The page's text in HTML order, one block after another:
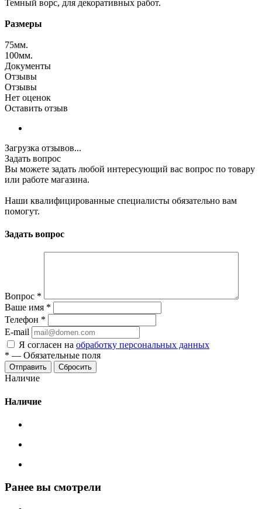
Темный ворс, для декоративных работ.
Размеры
75мм.
100мм.
Документы
Отзывы
Отзывы
Нет оценок
Оставить отзыв
Загрузка отзывов...
Задать вопрос
Вы можете задать любой интересующий вас вопрос по товару
или работе магазина.
Наши квалифицированные специалисты обязательно вам
помогут.
Задать вопрос
Вопрос *
Ваше имя *
Телефон *
E-mail
Я согласен на обработку персональных данных
* — Обязательные поля
Сбросить
Наличие
Наличие
Ранее вы смотрели